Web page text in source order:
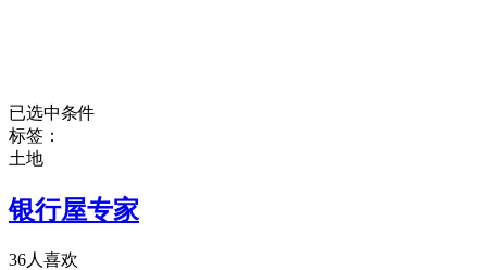
已选中条件
标签：
土地
银行屋专家
36人喜欢